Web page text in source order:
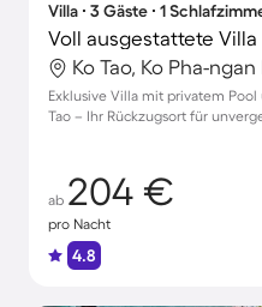
Villa ∙ 3 Gäste ∙ 1
Ko Tao, Ko Pha-
Exklusive Villa mit privatem
Tao – Ihr Rückzugsort für
ab 204 €
pro Nacht
4.8